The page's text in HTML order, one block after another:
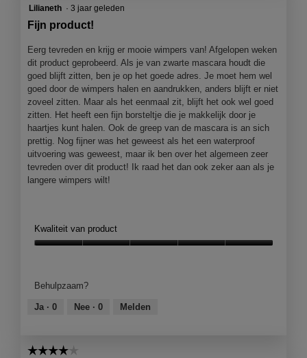
l
i
g
f
1
d
e
e
a
e
e
m
a
5
van
sterren.
Lilianeth · 3 jaar geleden
Fijn product!
Eerg tevreden en krijg er mooie wimpers van! Afgelopen weken
dit product geprobeerd. Als je van zwarte mascara houdt die
goed blijft zitten, ben je op het goede adres. Je moet hem wel
goed door de wimpers halen en aandrukken, anders blijft er niet
zoveel zitten. Maar als het eenmaal zit, blijft het ook wel goed
zitten. Het heeft een fijn borsteltje die je makkelijk door je
haartjes kunt halen. Ook de greep van de mascara is an sich
prettig. Nog fijner was het geweest als het een waterproof
uitvoering was geweest, maar ik ben over het algemeen zeer
tevreden over dit product! Ik raad het dan ook zeker aan als je
langere wimpers wilt!
Kwaliteit van product
5
van
Behulpzaam?
Ja · 0 Nee · 0 Melden
☆☆☆☆☆
☆☆☆☆☆